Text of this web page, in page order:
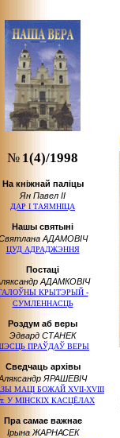
№ 1(4)/1998
На кніжнай паліцы
Ян Павел ІІ
ДАР І ТАЯМНІЦА
Нашы святыні
АДАМОВІЧ
ЦУД АДРАДЖЭННЯ
Пocтaцi
АДАМКОВІЧ
КРЫТЭРЫЙ -
СУМЛЕННАСЦЬ
Роздум аб веры
Эдвард СТАНЕК
ПРАЎДАЎ ВЕРЫ
Сведчаць архівы
ЯРАШЕВІЧ
МАЦІ БОЖАЙ ХVІІ-ХVІІІ
У МІНСКІХ КАСЦЁЛАХ
Пра самае важнае
Ірына ЖАРНАСЕК